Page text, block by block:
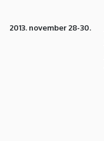
2013. november 28-30.